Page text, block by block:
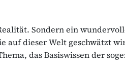
Sondern ein
auf dieser Welt geschwätzt
das Basiswissen der